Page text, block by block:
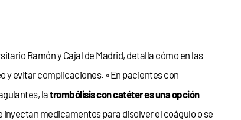
Ramón y Cajal de Madrid, detalla cómo en las
y evitar complicaciones. «En pacientes con
latrombólisis con catéter es una opción
medicamentos para disolver el coágulo o se